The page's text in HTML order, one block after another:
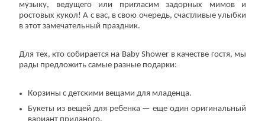
музыку, ведущего или пригласим задорных мимов и
ростовых кукол! А с вас, в свою очередь, счастливые улыбки
в этот замечательный праздник.
Для тех, кто собирается на Baby Shower в качестве гостя, мы
рады предложить самые разные подарки:
Корзины с детскими вещами для младенца.
Букеты из вещей для ребенка — еще один оригинальный
вариант приданого.